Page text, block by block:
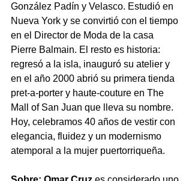
González Padín y Velasco. Estudió en
Nueva York y se convirtió con el tiempo
en el Director de Moda de la casa
Pierre Balmain. El resto es historia:
regresó a la isla, inauguró su atelier y
en el año 2000 abrió su primera tienda
pret-a-porter y haute-couture en The
Mall of San Juan que lleva su nombre.
Hoy, celebramos 40 años de vestir con
elegancia, fluidez y un modernismo
atemporal a la mujer puertorriqueña.